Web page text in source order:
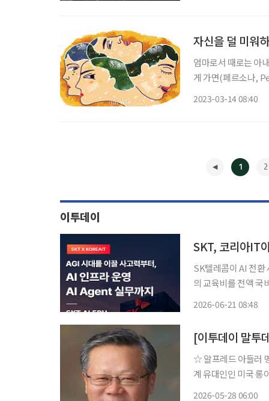
자신을 덜 미워
엄마로서 때로는 아
게 가면(페르소나,
2023-03-14 08:40
1 2
이투데이
SKT, 코리아IT
SK텔레콤이 AI 전환
의 교육비를 전액 국
2026-06-21 08:48
[이투데이 말투
☆ 알프레드 아들러 명언 “나는 타인의 기대를 충족시키기 위해 살고 있는 게
계 유대인인 미국 롱
2026-05-28 06:00